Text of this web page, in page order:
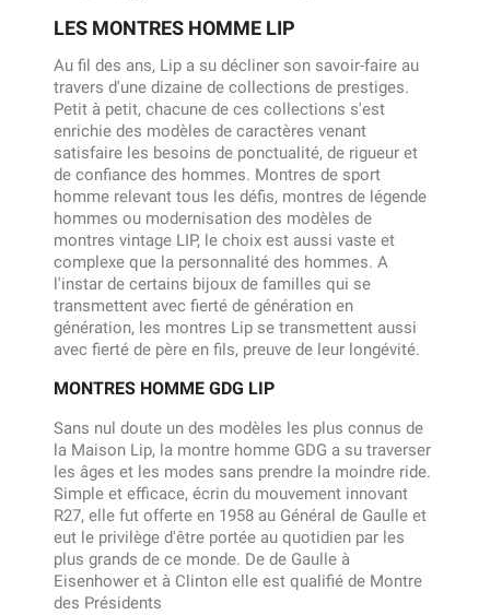
LES MONTRES HOMME LIP
Au fil des ans, Lip a su décliner son savoir-faire au
travers d'une dizaine de collections de prestiges.
Petit à petit, chacune de ces collections s'est
enrichie des modèles de caractères venant
satisfaire les besoins de ponctualité, de rigueur et
de confiance des hommes. Montres de sport
homme relevant tous les défis, montres de légende
hommes ou modernisation des modèles de
montres vintage LIP, le choix est aussi vaste et
complexe que la personnalité des hommes. A
l'instar de certains bijoux de familles qui se
transmettent avec fierté de génération en
génération, les montres Lip se transmettent aussi
avec fierté de père en fils, preuve de leur longévité.
MONTRES HOMME GDG LIP
Sans nul doute un des modèles les plus connus de
la Maison Lip, la montre homme GDG a su traverser
les âges et les modes sans prendre la moindre ride.
Simple et efficace, écrin du mouvement innovant
R27, elle fut offerte en 1958 au Général de Gaulle et
eut le privilège d'être portée au quotidien par les
plus grands de ce monde. De de Gaulle à
Eisenhower et à Clinton elle est qualifié de Montre
des Présidents